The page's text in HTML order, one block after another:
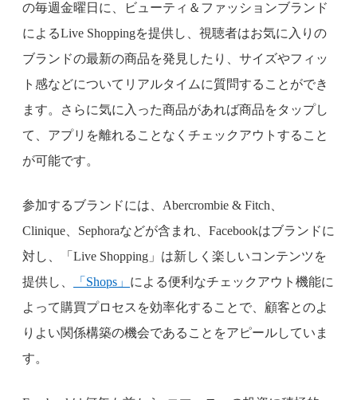
の毎週金曜日に、ビューティ＆ファッションブランド
によるLive Shoppingを提供し、視聴者はお気に入りの
ブランドの最新の商品を発見したり、サイズやフィッ
ト感などについてリアルタイムに質問することができ
ます。さらに気に入った商品があれば商品をタップし
て、アプリを離れることなくチェックアウトすること
が可能です。
参加するブランドには、Abercrombie & Fitch、
Clinique、Sephoraなどが含まれ、Facebookはブランドに
対し、「Live Shopping」は新しく楽しいコンテンツを
提供し、
「Shops」 による便利なチェックアウト機能に
よって購買プロセスを効率化することで、顧客とのよ
りよい関係構築の機会であることをアピールしていま
す。